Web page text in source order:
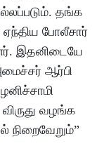
தங்க
ஏந்திய போலீசார்
இதனிடையே
ஆர்பி
வழங்க
நிறைவேறும்”